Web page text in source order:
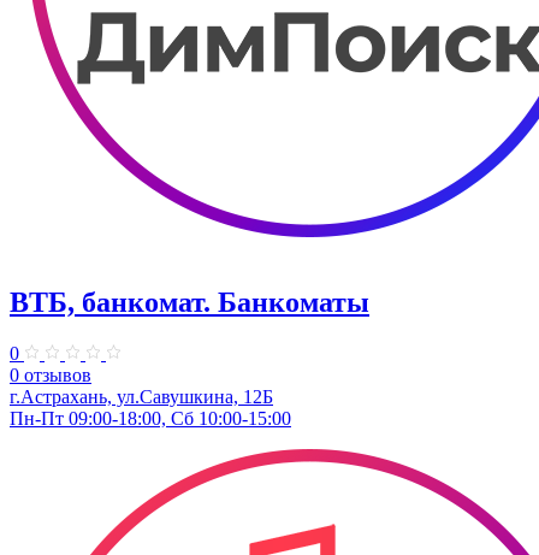
ВТБ, банкомат. Банкоматы
0
0 отзывов
г.Астрахань, ул.Савушкина, 12Б
Пн-Пт 09:00-18:00, Сб 10:00-15:00